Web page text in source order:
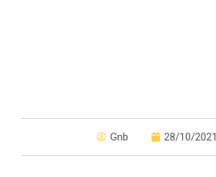
Gnb 28/10/2021